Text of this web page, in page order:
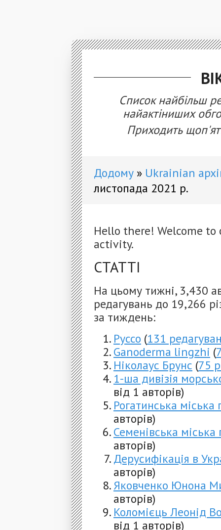
Список найбільш
найактіниших
Приходить
Додому
Ukrainian
листопада 2021 р.
Hello there! Welcome
activity.
СТАТТІ
На цьому тижні, 3,430
редагувань до 19,266
за тиждень:
Руссо (131
Ganoderma lingzhi (
Ніколаус Брунс (75
1-ша дивізія
від 1 авторів)
Рогатинська міська
авторів)
Семенівська
авторів)
Дерусифікація в
авторів)
Яковченко Юнона
авторів)
Коломієць Леонід
від 1 авторів)